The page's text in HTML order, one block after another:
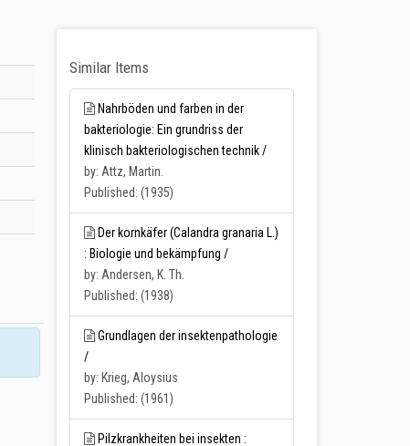
Similar Items
Nahrböden und farben in der
bakteriologie: Ein grundriss der
klinisch bakteriologischen technik /
by: Attz, Martin.
Published: (1935)
Der kornkäfer (Calandra granaria L.)
: Biologie und bekämpfung /
by: Andersen, K. Th.
Published: (1938)
Grundlagen der insektenpathologie
/
by: Krieg, Aloysius
Published: (1961)
Pilzkrankheiten bei insekten :